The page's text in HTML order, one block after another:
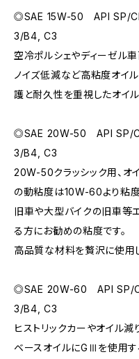
◎SAE 15W-50 API SP/
3/B4, C3
空冷ポルシェやディーゼル
ノイズ低減など高粘度オイ
護と耐久性を重視したオイル
◎SAE 20W-50 API SP/
3/B4, C3
20W-50クラッシック用、
の動粘度は10W-60より粘度
旧車や大型バイクの旧車等
る方にお勧めの粘度です。
高品質な材料を贅沢に使用
◎SAE 20W-60 API SP/
3/B4, C3
ヒストリックカーやオイル減
ベースオイルにGⅢを使用